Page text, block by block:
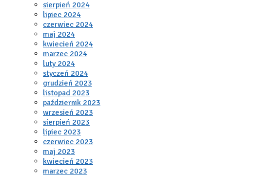
sierpień 2024
lipiec 2024
czerwiec 2024
maj 2024
kwiecień 2024
marzec 2024
luty 2024
styczeń 2024
grudzień 2023
listopad 2023
październik 2023
wrzesień 2023
sierpień 2023
lipiec 2023
czerwiec 2023
maj 2023
kwiecień 2023
marzec 2023